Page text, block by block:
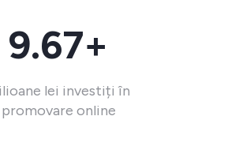
9.67+
lei investiți în
promovare online